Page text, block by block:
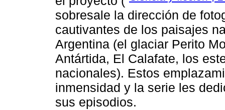
sobresale la dirección de
cautivantes de los paisajes
Argentina (el glaciar Perito
Antártida, El Calafate, los
nacionales). Estos
inmensidad y la serie les
sus episodios.